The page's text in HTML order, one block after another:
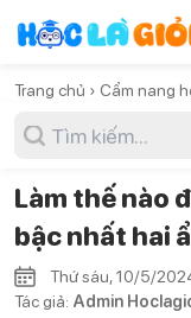
Trang chủ › Cẩm nang
Làm thế nào
bậc nhất hai
Thứ sáu, 10/5/
Tác giả: Admin